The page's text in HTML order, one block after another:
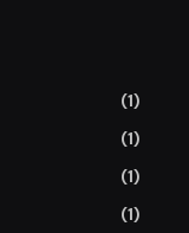
(1)
(1)
(1)
(1)